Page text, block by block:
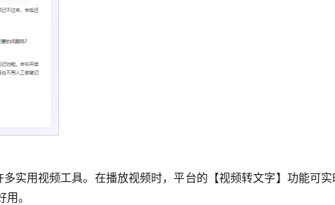
实用视频工具。在播放视频时，平台的【视频转文字】功能可
。